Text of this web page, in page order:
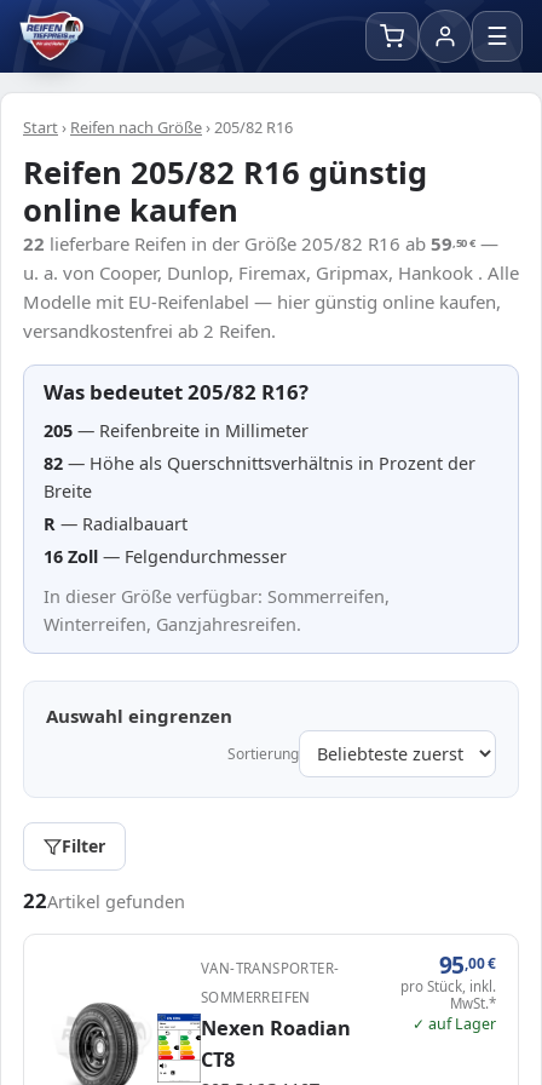
☰
Start› Reifen nach Größe›205/82 R16
Reifen 205/82 R16 günstig
online kaufen
22 lieferbare Reifen in der Größe 205/82 R16 ab 59,50€ —
u. a. von Cooper, Dunlop, Firemax, Gripmax, Hankook . Alle
Modelle mit EU-Reifenlabel — hier günstig online kaufen,
versandkostenfrei ab 2 Reifen.
Was bedeutet 205/82 R16?
205 — Reifenbreite in Millimeter
82 — Höhe als Querschnittsverhältnis in Prozent der
Breite
R — Radialbauart
16 Zoll — Felgendurchmesser
In dieser Größe verfügbar: Sommerreifen,
Winterreifen, Ganzjahresreifen.
Auswahl eingrenzen
Sortierung
Filter
Passende Reifen in 205/82 R16
22Artikel gefunden
ENERG 432621
Nexen 13796NXC
205 R16C 110T C2
A
B
C C
D
E
A A
B
C
D
E
70 dB
VAN-TRANSPORTER-
SOMMERREIFEN
Nexen Roadian
CT8
95,00€
pro Stück, inkl.
MwSt.*
✓ auf Lager